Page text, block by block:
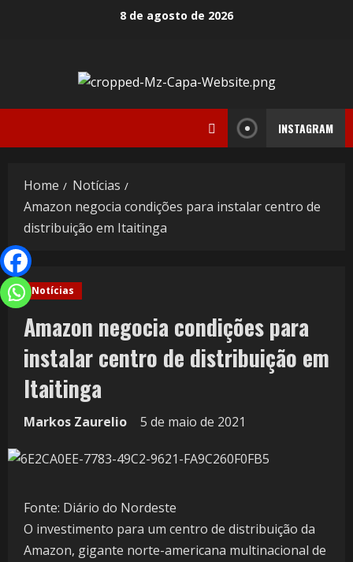
8 de agosto de 2026
INSTAGRAM
Home
Notícias
Amazon negocia condições para instalar centro de
distribuição em Itaitinga
Notícias
Amazon negocia condições para
instalar centro de distribuição em
Itaitinga
Markos Zaurelio 5 de maio de 2021
Fonte: Diário do Nordeste
O investimento para um centro de distribuição da
Amazon, gigante norte-americana multinacional de